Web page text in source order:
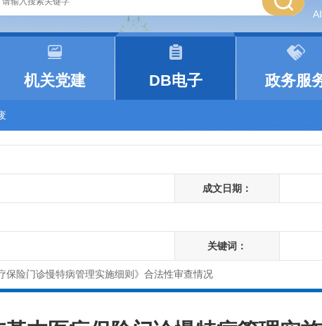
机关党建 DB电子 政务服
成文日期：
关键词：
保险门诊慢特病管理实施细则》合法性审查情况